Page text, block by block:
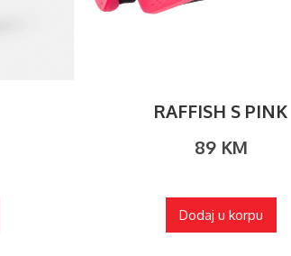
RAFFISH S PINK
89 KM
Dodaj u korpu